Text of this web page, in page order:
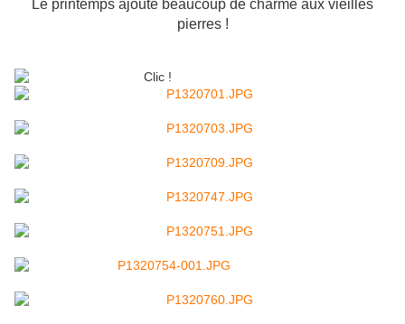
Le printemps ajoute beaucoup de charme aux vieilles
pierres !